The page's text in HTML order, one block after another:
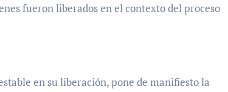
fueron liberados en el contexto del proceso
en su liberación, pone de manifiesto la